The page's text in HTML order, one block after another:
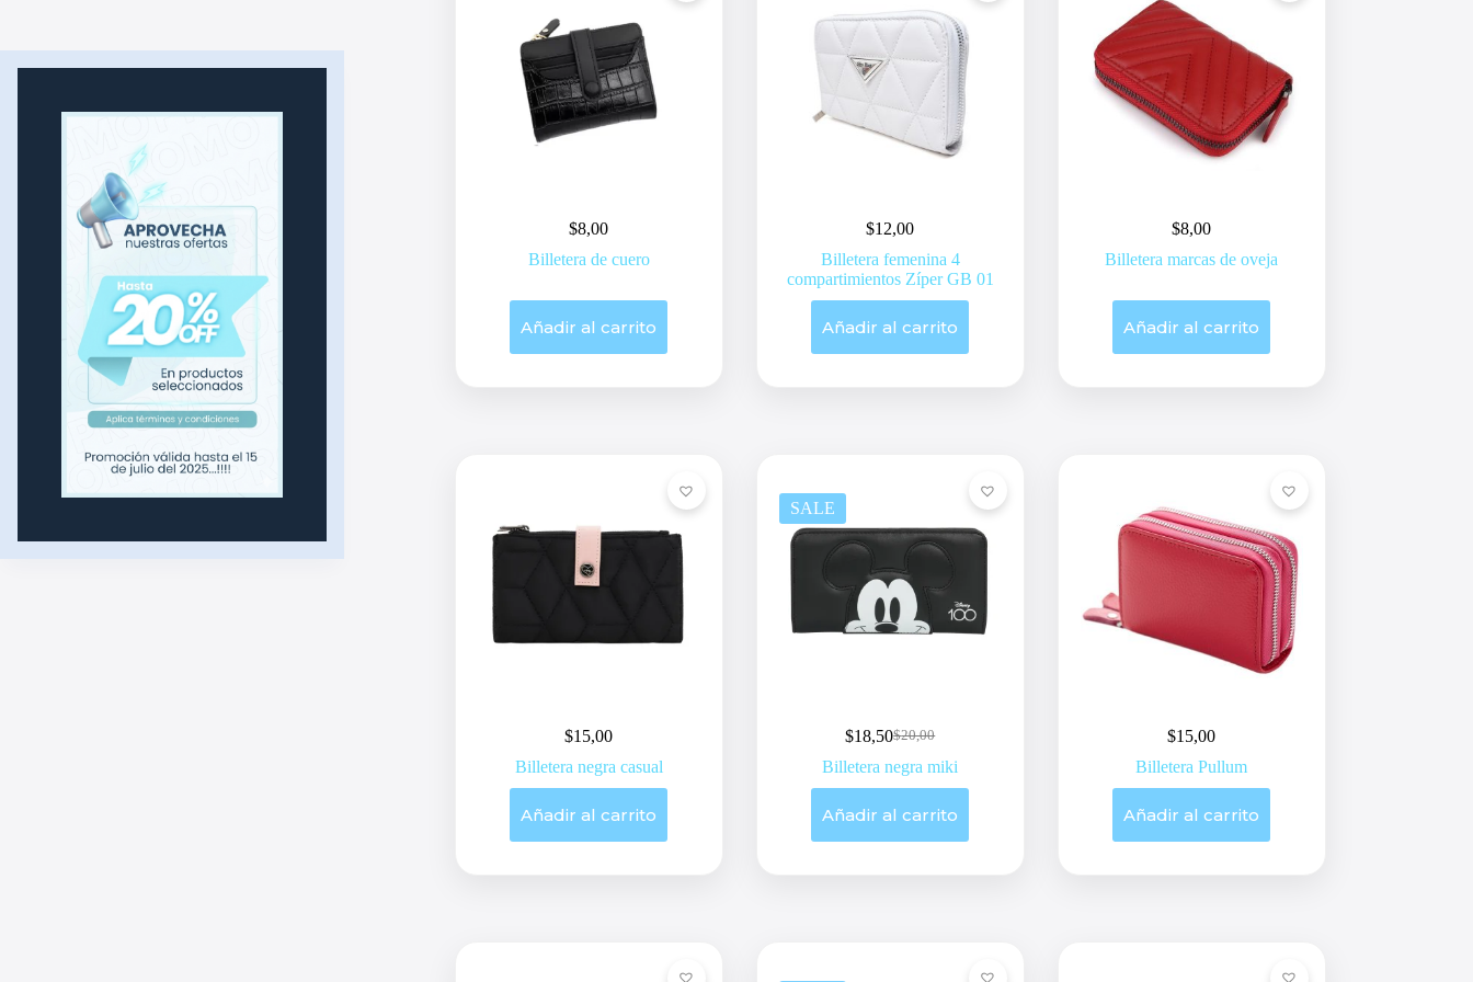
$8,00
Billetera de cuero
Añadir al carrito
$12,00
Billetera femenina 4
compartimientos Zíper GB 01
Añadir al carrito
$8,00
Billetera marcas de oveja
Añadir al carrito
$15,00
Billetera negra casual
Añadir al carrito
SALE
$20,00
Original
price
was:
$18,50Current
price
is:
Billetera negra miki
Añadir al carrito
$15,00
Billetera Pullum
Añadir al carrito